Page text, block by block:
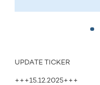
UPDATE TICKER
+++15.12.2025+++